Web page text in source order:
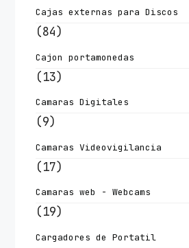
Cajas externas para Discos
(84)
Cajon portamonedas
(13)
Camaras Digitales
(9)
Camaras Videovigilancia
(17)
Camaras web - Webcams
(19)
Cargadores de Portatil